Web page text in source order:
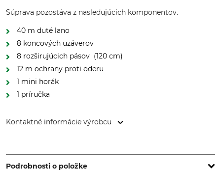
Súprava pozostáva z nasledujúcich komponentov.
40 m duté lano
8 koncových uzáverov
8 rozširujúcich pásov (120 cm)
12 m ochrany proti oderu
1 mini horák
1 príručka
Kontaktné informácie výrobcu
70178 Stuttgart, Germany, www.cobranet.de
Podrobnosti o položke